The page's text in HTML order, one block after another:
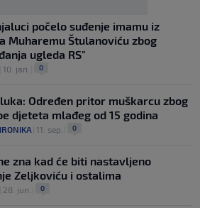
počelo suđenje imamu iz
Muharemu Štulanoviću zbog
ugleda RS"
10. jan. 0
Određen pritor muškarcu zbog
djeteta mlađeg od 15 godina
11. sep. 0
zna kad će biti nastavljeno
Zeljkoviću i ostalima
28. jun. 0